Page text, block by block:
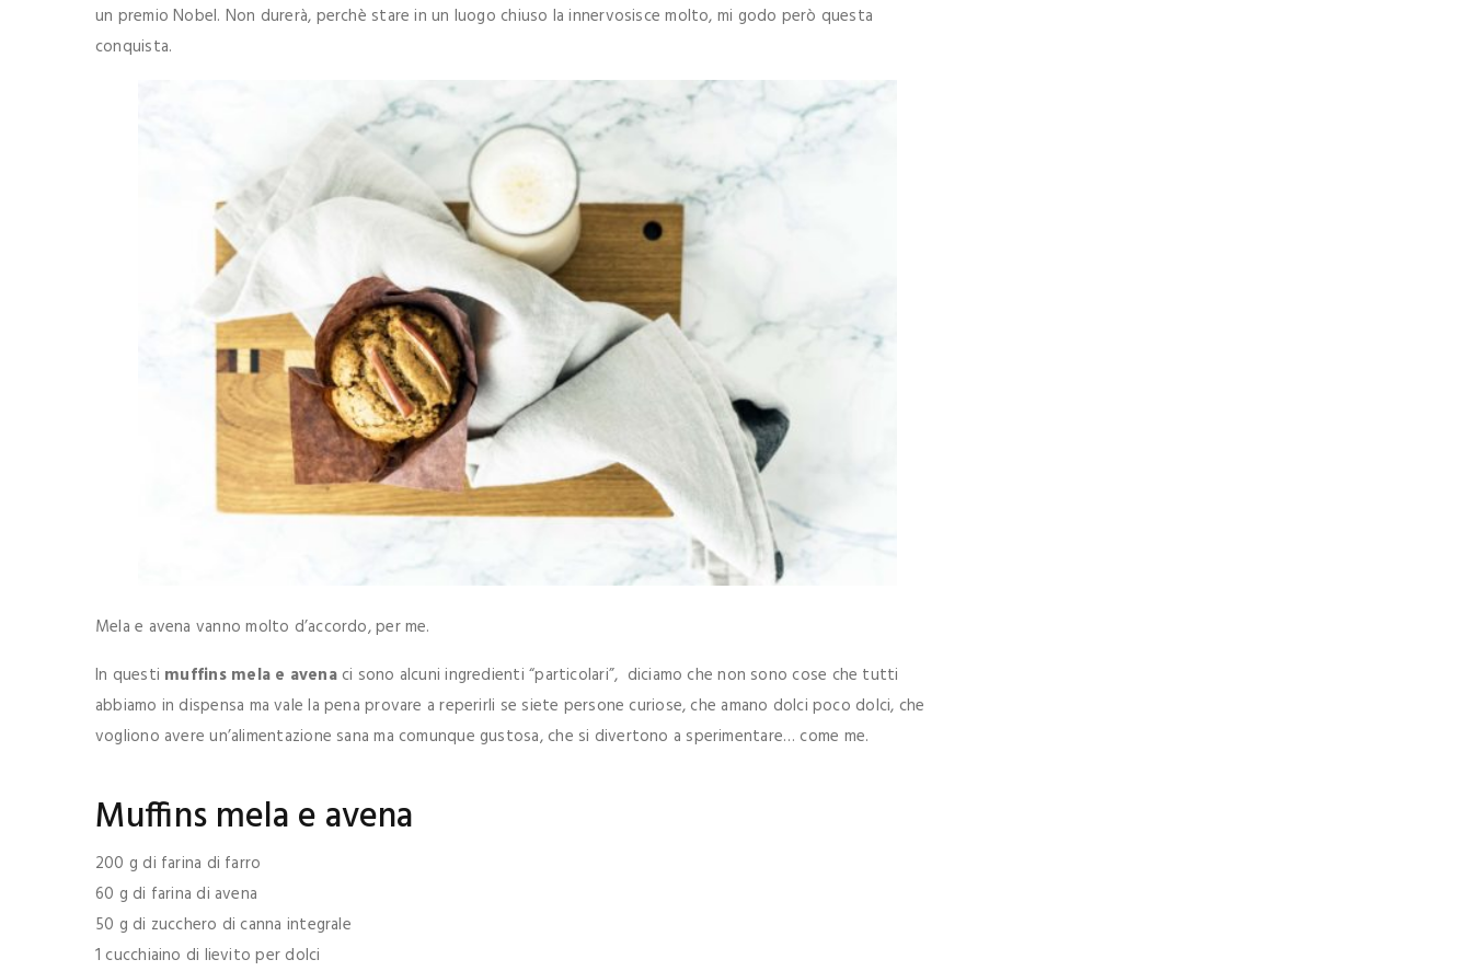
un premio Nobel. Non durerà, perchè stare in un luogo chiuso la innervosisce molto, mi godo però questa
conquista.
Mela e avena vanno molto d’accordo, per me.
In questi muffins mela e avenaci sono alcuni ingredienti “particolari”, diciamo che non sono cose che tutti
abbiamo in dispensa ma vale la pena provare a reperirli se siete persone curiose, che amano dolci poco dolci, che
vogliono avere un’alimentazione sana ma comunque gustosa, che si divertono a sperimentare… come me.
Muffins mela e avena
200 g di farina di farro
60 g di farina di avena
50 g di zucchero di canna integrale
1 cucchiaino di lievito per dolci